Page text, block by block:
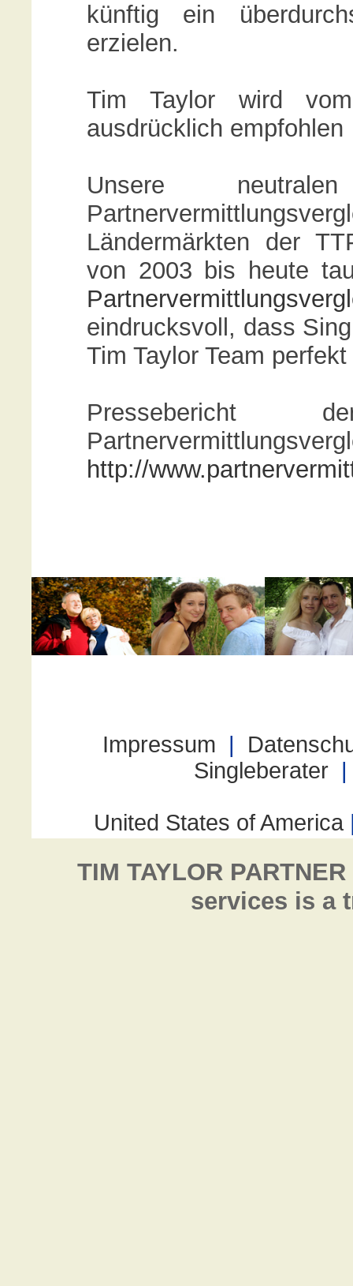
künftig ein
erzielen.
Tim Taylor wird vom
ausdrücklich empfohlen
Unsere
Ländermärkten der
von 2003 bis heute
eindrucksvoll, dass
Tim Taylor Team
Pressebericht
http://
TIM TAYLOR
services is a